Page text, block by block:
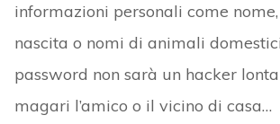
informazioni personali come
nascita o nomi di animali
password non sarà un hacker
magari l’amico o il vicino di casa…